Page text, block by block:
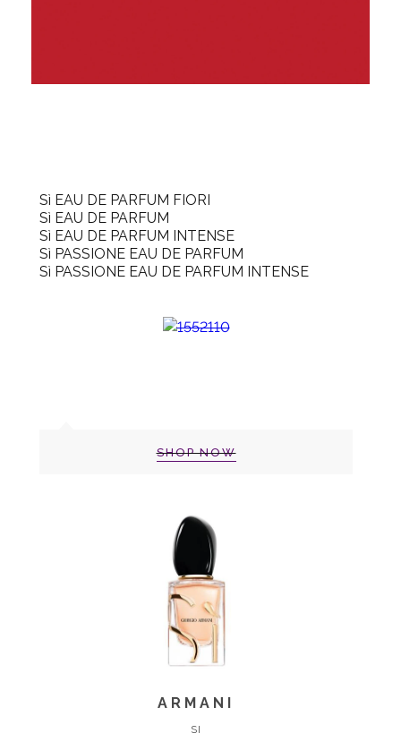
Sì EAU DE PARFUM FIORI
Sì EAU DE PARFUM
Sì EAU DE PARFUM INTENSE
Sì PASSIONE EAU DE PARFUM
Sì PASSIONE EAU DE PARFUM INTENSE
SHOP NOW
ARMANI
SI